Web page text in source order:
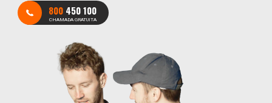
800 450 100
CHAMADA GRATUITA